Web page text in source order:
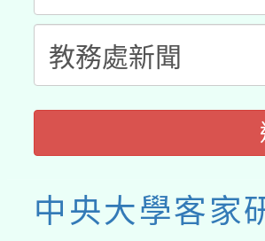
中央大學客家